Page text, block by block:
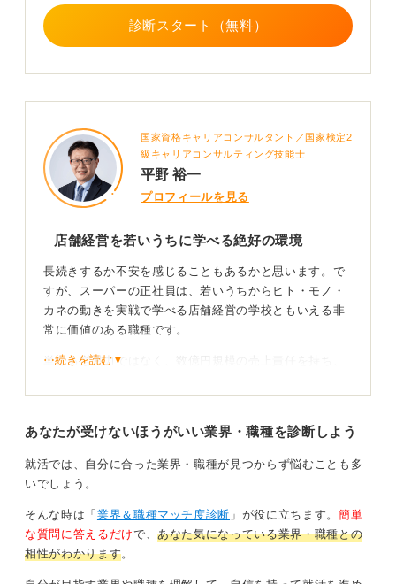
診断スタート（無料）
国家資格キャリアコンサルタント／国家検定2
級キャリアコンサルティング技能士
平野 裕一
プロフィールを見る
店舗経営を若いうちに学べる絶好の環境
長続きするか不安を感じることもあるかと思います。で
すが、スーパーの正社員は、若いうちからヒト・モノ・
カネの動きを実戦で学べる店舗経営の学校ともいえる非
常に価値のある職種です。
単なる労働力ではなく、数億円規模の売上責任を持ち、
積むことができるからです。
数値管理力を磨き将来の本社部門を目指そう
ここで培われる能力は、あらゆる業界から評価される市
せん。
データから売れる仕組みを作るマーケティング、世界中
⋯続きを読む▼
あなたが受けないほうがいい業界・職種を診断しよう
就活では、自分に合った業界・職種が見つからず悩むことも多
いでしょう。
そんな時は「 業界＆職種マッチ度診断 」が役に立ちます。 簡単
な質問に答えるだけで、あなた気になっている業界・職種との
相性がわかります。